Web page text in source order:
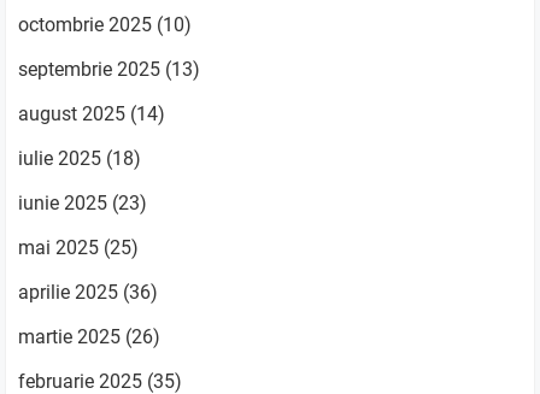
octombrie 2025 (10)
septembrie 2025 (13)
august 2025 (14)
iulie 2025 (18)
iunie 2025 (23)
mai 2025 (25)
aprilie 2025 (36)
martie 2025 (26)
februarie 2025 (35)